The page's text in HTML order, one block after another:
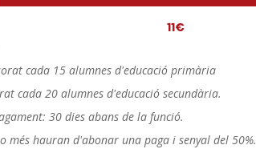
11€
cada 15 alumnes d'educació primària
cada 20 alumnes d'educació secundària.
30 dies abans de la funció.
més hauran d'abonar una paga i senyal del 50%.